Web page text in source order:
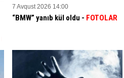
7 Avqust 2026 14:00
“BMW” yanıb kül oldu - FOTOLAR